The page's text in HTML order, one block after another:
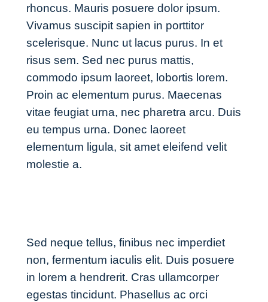
rhoncus. Mauris posuere dolor ipsum.
Vivamus suscipit sapien in porttitor
scelerisque. Nunc ut lacus purus. In et
risus sem. Sed nec purus mattis,
commodo ipsum laoreet, lobortis lorem.
Proin ac elementum purus. Maecenas
vitae feugiat urna, nec pharetra arcu. Duis
eu tempus urna. Donec laoreet
elementum ligula, sit amet eleifend velit
molestie a.
Sed neque tellus, finibus nec imperdiet
non, fermentum iaculis elit. Duis posuere
in lorem a hendrerit. Cras ullamcorper
egestas tincidunt. Phasellus ac orci